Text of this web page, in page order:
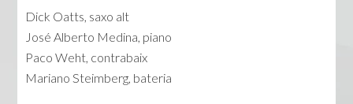
Dick Oatts, saxo alt
José Alberto Medina, piano
Paco Weht, contrabaix
Mariano Steimberg, bateria